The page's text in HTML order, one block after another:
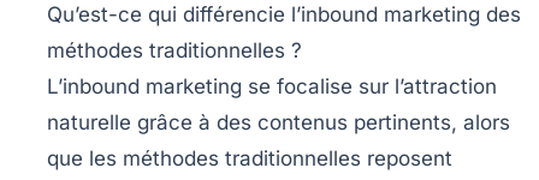
Qu’est-ce qui différencie l’inbound marketing des
méthodes traditionnelles ?
L’inbound marketing se focalise sur l’attraction
naturelle grâce à des contenus pertinents, alors
que les méthodes traditionnelles reposent